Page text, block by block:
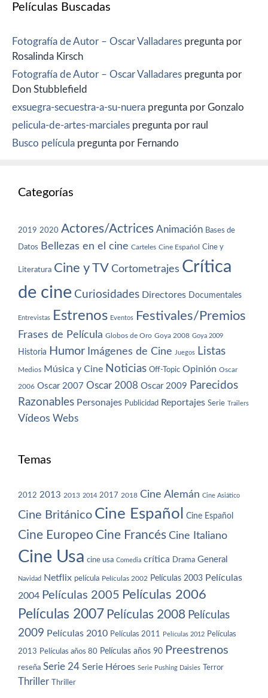
Películas Buscadas
Fotografía de Autor – Oscar Valladares pregunta por
Rosalinda Kirsch
Fotografía de Autor – Oscar Valladares pregunta por
Don Stubblefield
exsuegra-secuestra-a-su-nuera pregunta por Gonzalo
pelicula-de-artes-marciales pregunta por raul
Busco película pregunta por Fernando
Categorías
2019 2020 Actores/Actrices Animación Bases de
Datos Bellezas en el cine Carteles Cine Español Cine y
Literatura Cine y TV Cortometrajes Crítica
de cine Curiosidades Directores Documentales
Entrevistas Estrenos Eventos Festivales/Premios
Frases de Película Globos de Oro Goya 2008 Goya 2009
Historia Humor Imágenes de Cine Juegos Listas
Medios Música y Cine Noticias Off-Topic Opinión Oscar
2006 Oscar 2007 Oscar 2008 Oscar 2009 Parecidos
Razonables Personajes Publicidad Reportajes Serie Trailers
Vídeos Webs
Temas
2012 2013 2013 2014 2017 2018 Cine Alemán Cine Asiático
Cine Británico Cine Español Cine Español
Cine Europeo Cine Francés Cine Italiano
Cine Usa cine usa Comedia crítica Drama General
Navidad Netflix película Películas 2002 Películas 2003 Películas
2004 Películas 2005 Películas 2006
Películas 2007 Películas 2008 Películas
2009 Películas 2010 Películas 2011 Películas 2012 Películas
2013 Películas años 80 Películas años 90 Preestrenos
reseña Serie 24 Serie Héroes Serie Pushing Daisies Terror
Thriller Thriller